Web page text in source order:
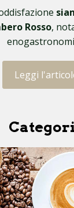
Rosso,
Leggi